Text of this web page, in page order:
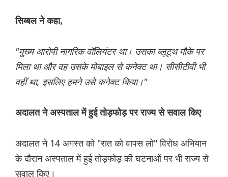
सिब्बल ने कहा,
"मुख्य आरोपी नागरिक वॉलियंटर था। उसका ब्लूटूथ मौके पर
मिला था और वह उसके मोबाइल से कनेक्ट था। सीसीटीवी भी
वहीं था, इसलिए हमने उसे कनेक्ट किया।"
अदालत ने अस्पताल में हुई तोड़फोड़ पर राज्य से सवाल किए
अदालत ने 14 अगस्त को "रात को वापस लो" विरोध अभियान
के दौरान अस्पताल में हुई तोड़फोड़ की घटनाओं पर भी राज्य से
सवाल किए।